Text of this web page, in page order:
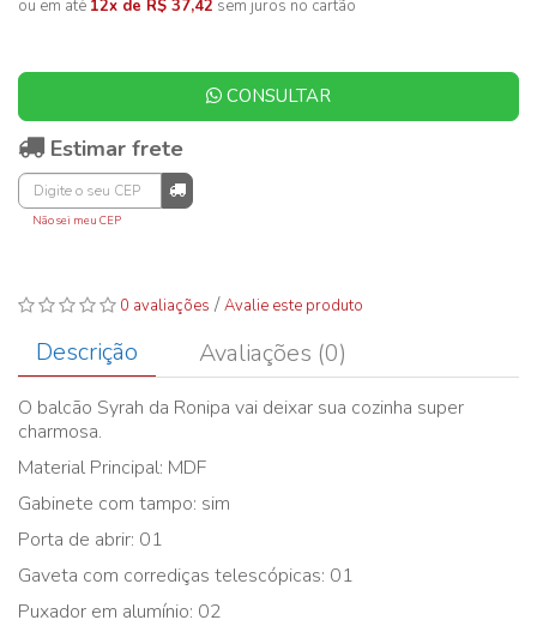
ou em até 12x de R$ 37,42 sem juros no cartão
CONSULTAR
Estimar frete
Não sei meu CEP
0 avaliações /Avalie este produto
Descrição Avaliações (0)
O balcão Syrah da Ronipa vai deixar sua cozinha super
charmosa.
Material Principal: MDF
Gabinete com tampo: sim
Porta de abrir: 01
Gaveta com corrediças telescópicas: 01
Puxador em alumínio: 02